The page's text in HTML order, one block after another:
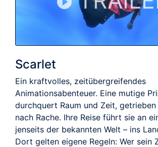
Scarlet
Ein kraftvolles, zeitübergreifendes
Animationsabenteuer. Eine mutige
durchquert Raum und Zeit,
nach Rache. Ihre Reise führt sie an
jenseits der bekannten Welt – ins
Dort gelten eigene Regeln: Wer sein